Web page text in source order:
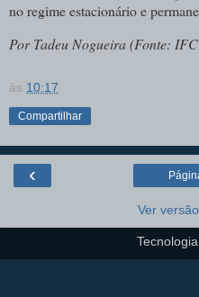
no regime estacionário e
Por Tadeu Nogueira (Fonte:
às 10:17
Compartilhar
‹
Ver